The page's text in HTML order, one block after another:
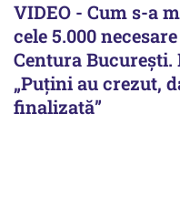
VIDEO - Cum s-a
cele 5.000
Centura
„Puțini au crezut,
finalizată”